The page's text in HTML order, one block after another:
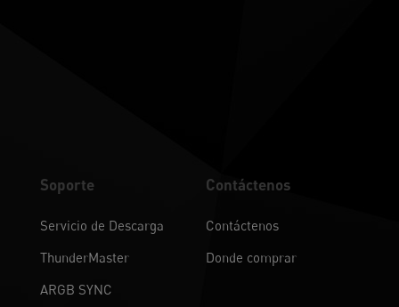
Soporte
Servicio de Descarga
ThunderMaster
ARGB SYNC
Contáctenos
Contáctenos
Donde comprar